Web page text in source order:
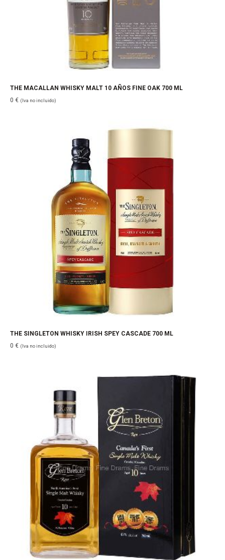
THE MACALLAN WHISKY MALT 10 AÑOS FINE OAK 700 ML
0 € (Iva no incluido)
THE SINGLETON WHISKY IRISH SPEY CASCADE 700 ML
0 € (Iva no incluido)